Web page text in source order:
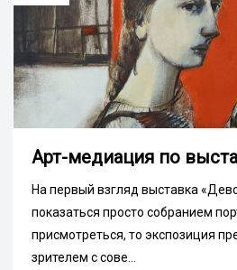
Арт-медиация по
На первый взгляд выставка
показаться просто собранием
присмотреться, то экспозиция
зрителем с сове...